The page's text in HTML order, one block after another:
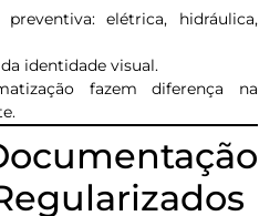
elétrica, hidráulica,
identidade visual.
fazem diferença na